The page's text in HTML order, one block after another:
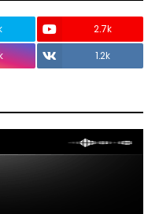
2.7k
1.2k